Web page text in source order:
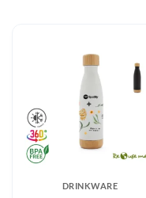
DRINKWARE